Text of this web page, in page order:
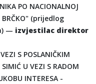
PO NACIONALNOJ
BRČKO" (prijedlog
— izvjestilac direktor
S POSLANIČKIM
U VEZI S RADOM
INTERESA -